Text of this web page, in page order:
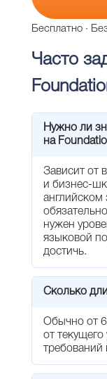
Бесплатно ·
Часто
Нужно ли
на
Зависит от
и бизнес-
английском
нужен
языковой
достичь.
Сколько
Обычно от 6
от текущего
требований